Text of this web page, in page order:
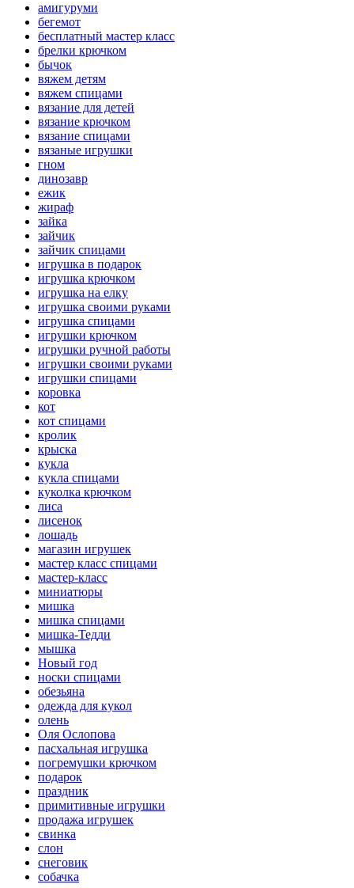
амигуруми
бегемот
бесплатный мастер класс
брелки крючком
бычок
вяжем детям
вяжем спицами
вязание для детей
вязание крючком
вязание спицами
вязаные игрушки
гном
динозавр
ежик
жираф
зайка
зайчик
зайчик спицами
игрушка в подарок
игрушка крючком
игрушка на елку
игрушка своими руками
игрушка спицами
игрушки крючком
игрушки ручной работы
игрушки своими руками
игрушки спицами
коровка
кот
кот спицами
кролик
крыска
кукла
кукла спицами
куколка крючком
лиса
лисенок
лошадь
магазин игрушек
мастер класс спицами
мастер-класс
миниатюры
мишка
мишка спицами
мишка-Тедди
мышка
Новый год
носки спицами
обезьяна
одежда для кукол
олень
Оля Ослопова
пасхальная игрушка
погремушки крючком
подарок
праздник
примитивные игрушки
продажа игрушек
свинка
слон
снеговик
собачка